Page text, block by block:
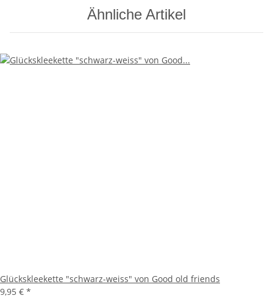
Ähnliche Artikel
Glückskleekette "schwarz-weiss" von Good old friends
9,95 € *